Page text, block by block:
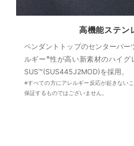
高機能ステン
ペンダントトップのセンターパー
ルギー※性が高い新素材のハイグ
SUS™(SUS445J2MOD)を採用。
※すべての方にアレルギー反応が起きない
保証するものではございません。